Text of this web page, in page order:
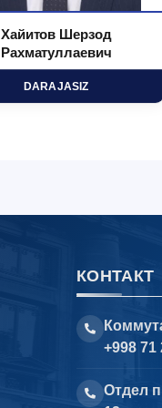
Хайитов Шерзод
Рахматуллаевич
DARAJASIZ
КОНТАКТ
+998 71
Отдел